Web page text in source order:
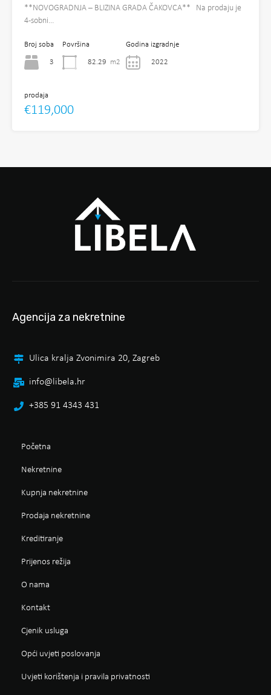
**NOVOGRADNJA – BLIZINA GRADA ČAKOVCA** Na prodaju je
4-sobni…
Broj soba
3
Površina
82.29 m2
Godina izgradnje
2022
prodaja
€119,000
Agencija za nekretnine
Ulica kralja Zvonimira 20, Zagreb
info@libela.hr
+385 91 4343 431
Početna
Nekretnine
Kupnja nekretnine
Prodaja nekretnine
Kreditiranje
Prijenos režija
O nama
Kontakt
Cjenik usluga
Opći uvjeti poslovanja
Uvjeti korištenja i pravila privatnosti